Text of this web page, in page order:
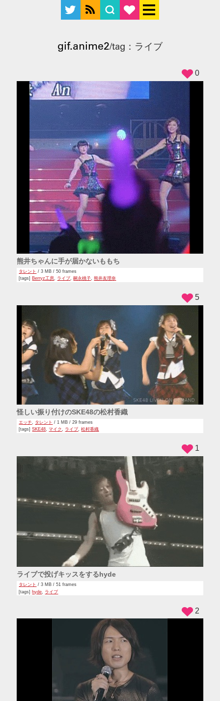
gif.anime2/tag：ライブ
熊井ちゃんに手が届かないももち
タレント / 3 MB / 50 frames
[tags] Berryz工房, ライブ,嗣永桃子,熊井友理奈
0
怪しい振り付けのSKE48の松村香織
エッチ タレント / 1 MB / 29 frames
[tags]SKE48,マイク, ライブ,松村香織
5
ライブで投げキッスをするhyde
タレント / 3 MB / 51 frames
[tags] hyde ライブ
1
2